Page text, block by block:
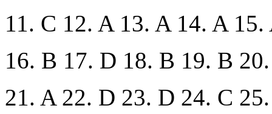
11. C 12. A 13. A 14. A 15.
16. B 17. D 18. B 19. B
21. A 22. D 23. D 24. C